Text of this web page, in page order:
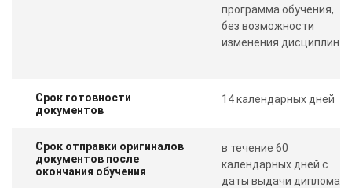
программа обучения,
без возможности
изменения дисциплин
Срок готовности
документов
14 календарных дней
Срок отправки оригиналов
документов после
окончания обучения
в течение 60
календарных дней с
даты выдачи диплома